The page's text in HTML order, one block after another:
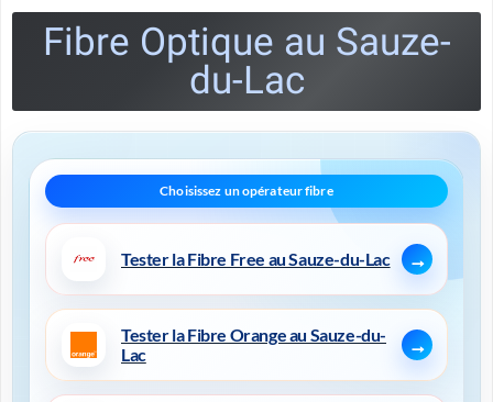
Fibre Optique au Sauze-
du-Lac
Tester la Fibre Free au Sauze-du-Lac
Tester la Fibre Orange au Sauze-du-
Lac